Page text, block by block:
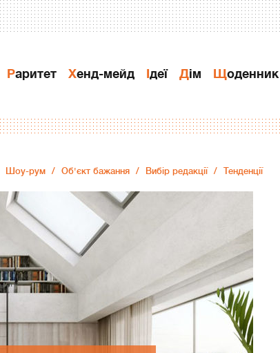
Раритет Хенд-мейд Ідеї Дiм Щоденник
Шоу-рум Об'єкт бажання Вибір редакції Тенденції